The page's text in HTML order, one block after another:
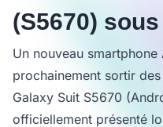
(S5670)
Un nouveau
prochainement sortir
Galaxy Suit S5670
officiellement présenté